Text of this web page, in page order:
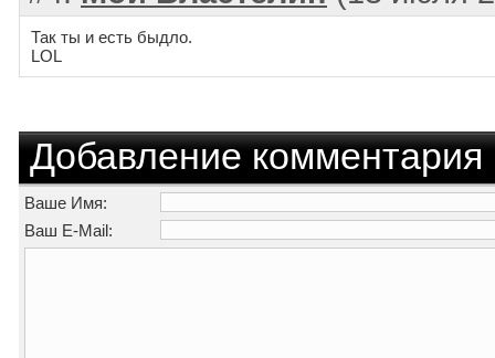
Так ты и есть быдло.
LOL
Добавление комментария
Ваше Имя:
Ваш E-Mail: